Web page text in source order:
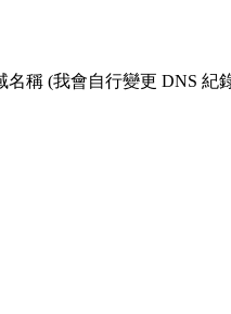
稱 (我會自行變更 DNS 紀